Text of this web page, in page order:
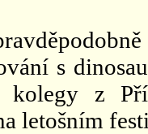
s
z
letošním